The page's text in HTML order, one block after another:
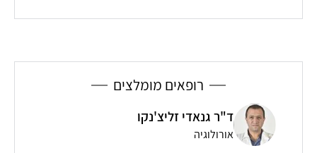
רופאים מומלצים
ד"ר גנאדי זליצ'נקו
אורולוגיה